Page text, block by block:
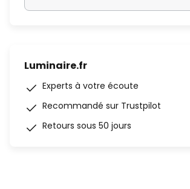
Luminaire.fr
Experts à votre écoute
Recommandé sur Trustpilot
Retours sous 50 jours